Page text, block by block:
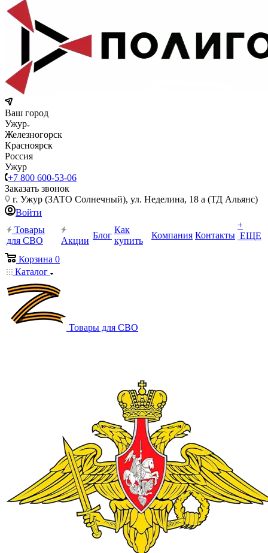
Ваш город
Ужур
Железногорск
Красноярск
Россия
Ужур
+7 800 600-53-06
Заказать звонок
г. Ужур (ЗАТО Солнечный), ул. Неделина, 18 а (ТД Альянс)
Войти
Товары
для СВО
Акции
Блог
Как
купить
Компания Контакты
+
ЕЩЕ
Корзина 0
Каталог
Товары для СВО